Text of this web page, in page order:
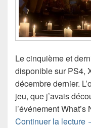
Le cinquième et
disponible sur PS4,
décembre dernier.
jeu, que j’avais
l’événement
Continuer la lecture